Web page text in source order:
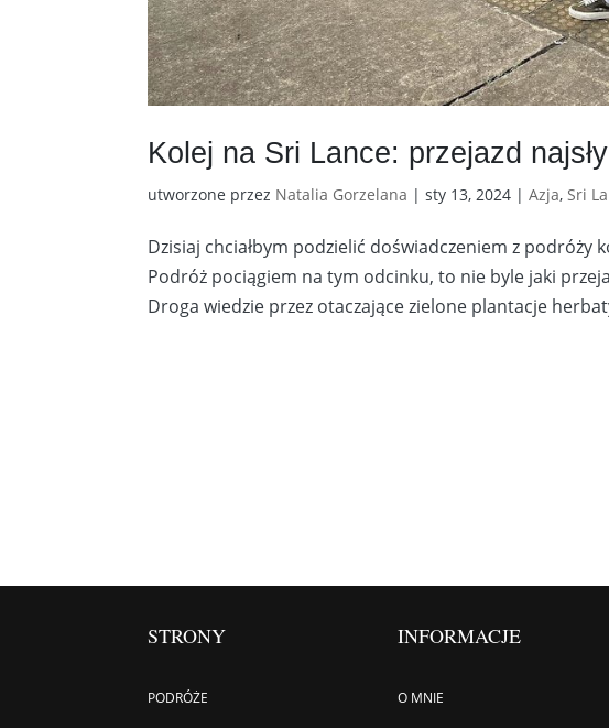
Kolej na Sri Lance: przejazd
utworzone przez Natalia Gorzelana |sty 13, 2024 |Azja, Sri
Dzisiaj chciałbym podzielić doświadczeniem z podróży
Podróż pociągiem na tym odcinku, to nie byle jaki
Droga wiedzie przez otaczające zielone plantacje
STRONY
PODRÓŻE
INFORMACJE
O MNIE